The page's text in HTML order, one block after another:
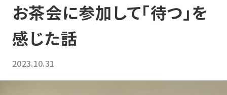
4本セット
REGULAR PRODUCTS
お茶会に参加して「待つ」を
感じた話
2023.10.31